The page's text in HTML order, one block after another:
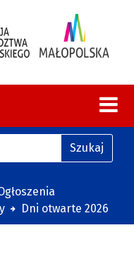
z tłumaczeniem
Dni otwarte 2026
Szukaj